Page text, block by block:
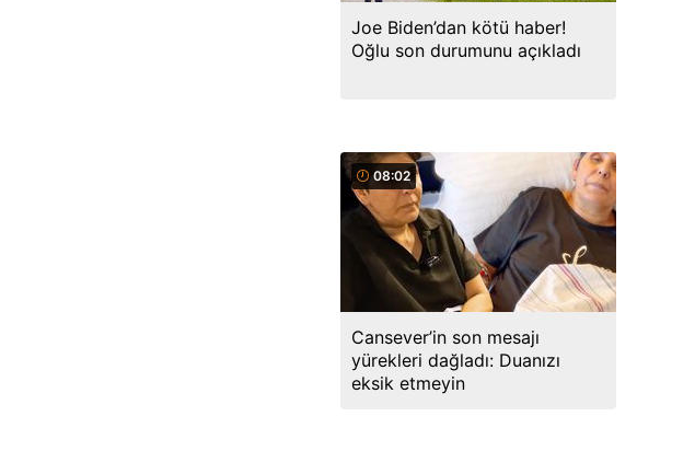
Joe Biden’dan kötü haber!
Oğlu son durumunu açıkladı
08:02
Cansever’in son mesajı
yürekleri dağladı: Duanızı
eksik etmeyin